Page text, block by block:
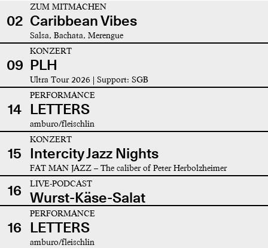
02
ZUM MITMACHEN
Caribbean Vibes
Salsa, Bachata, Merengue
09
KONZERT
PLH
Ultra Tour 2026 | Support: SGB
14
PERFORMANCE
LETTERS
amburo/fleischlin
15
KONZERT
Intercity Jazz Nights
FAT MAN JAZZ – The caliber of Peter Herbolzheimer
16 LIVE-PODCAST
Wurst-Käse-Salat
16
PERFORMANCE
LETTERS
amburo/fleischlin